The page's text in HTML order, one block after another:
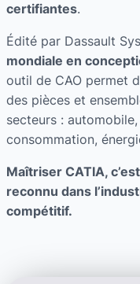
certifiantes.
Édité par Dassault
mondiale en
outil de CAO permet
des pièces et
secteurs :
consommation,
Maîtriser CATIA,
reconnu dans
compétitif.